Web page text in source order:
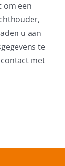
om een
u aan
te
met